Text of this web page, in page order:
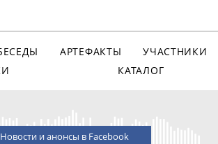
АРТЕФАКТЫ
УЧАСТНИКИ
КАТАЛОГ
Новости и анонсы в Facebook